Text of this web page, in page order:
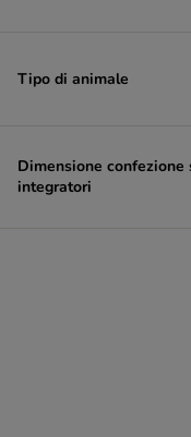
Tipo di animale
Dimensione confezione
integratori